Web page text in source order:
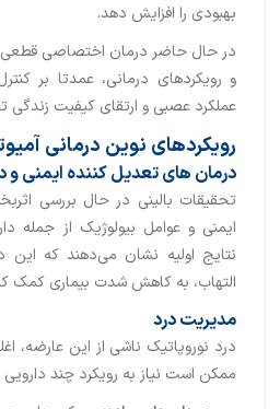
بهبودی را افزایش دهد.
در حال حاضر درمان اختصاصی قطعی
و رویکردهای درمانی، عمدتا بر
عملکرد عصبی و ارتقای کیفیت زندگی
رویکردهای نوین درمانی
درمان های تعدیل کننده ایمنی و
تحقیقات بالینی در حال بررسی
نتایج اولیه نشان می‌دهند که این
التهاب، به کاهش شدت بیماری کمک
مدیریت درد
درد نوروپاتیک ناشی از این عارضه،
ممکن است نیاز به رویکرد چند دارویی